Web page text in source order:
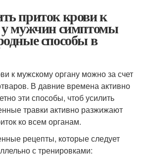
приток крови к
у мужчин симптомы
способы в
к мужскому органу можно за счет
В давние времена активно
эти способы, чтоб усилить
травки активно разжижают
ко всем органам.
рецепты, которые следует
с тренировками: